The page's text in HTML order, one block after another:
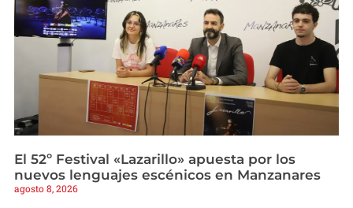
El 52º Festival «Lazarillo» apuesta por los
nuevos lenguajes escénicos en Manzanares
agosto 8, 2026